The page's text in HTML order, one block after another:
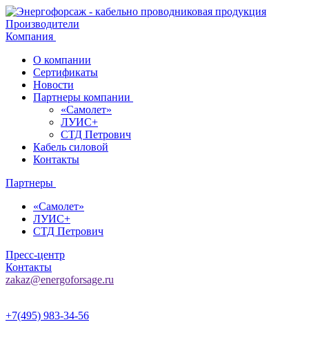
Производители
Компания
О компании
Сертификаты
Новости
Партнеры компании
«Самолет»
ЛУИС+
СТД Петрович
Кабель силовой
Контакты
Партнеры
«Самолет»
ЛУИС+
СТД Петрович
Пресс-центр
Контакты
zakaz@energoforsage.ru
+7(495) 983-34-56